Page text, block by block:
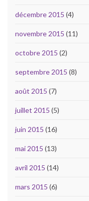
décembre 2015 (4)
novembre 2015 (11)
octobre 2015 (2)
septembre 2015 (8)
août 2015 (7)
juillet 2015 (5)
juin 2015 (16)
mai 2015 (13)
avril 2015 (14)
mars 2015 (6)